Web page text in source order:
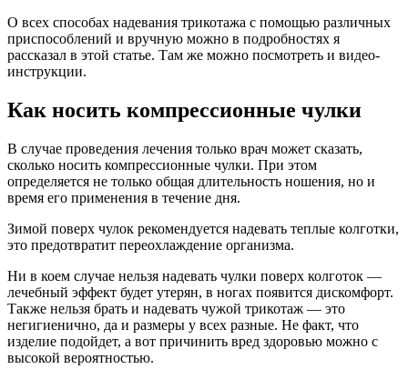
О всех способах надевания трикотажа с помощью различных
приспособлений и вручную можно в подробностях я
рассказал в этой статье. Там же можно посмотреть и видео-
инструкции.
Как носить компрессионные чулки
В случае проведения лечения только врач может сказать,
сколько носить компрессионные чулки. При этом
определяется не только общая длительность ношения, но и
время его применения в течение дня.
Зимой поверх чулок рекомендуется надевать теплые колготки,
это предотвратит переохлаждение организма.
Ни в коем случае нельзя надевать чулки поверх колготок —
лечебный эффект будет утерян, в ногах появится дискомфорт.
Также нельзя брать и надевать чужой трикотаж — это
негигиенично, да и размеры у всех разные. Не факт, что
изделие подойдет, а вот причинить вред здоровью можно с
высокой вероятностью.